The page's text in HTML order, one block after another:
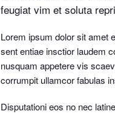
feugiat vim et soluta
Lorem ipsum dolor sit amet
sent entiae insctior laudem
nusquam appetere vis
corrumpit ullamcor fabulas
Disputationi eos no nec